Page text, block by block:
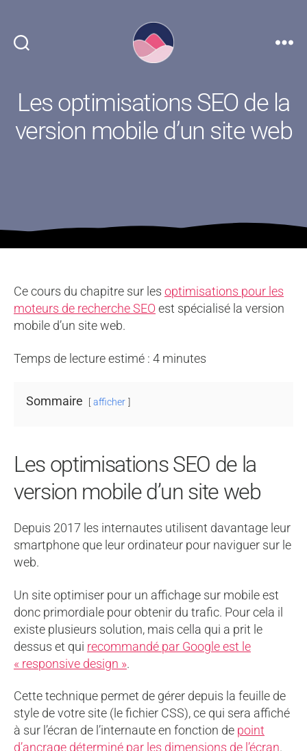
Les optimisations SEO de la
version mobile d’un site web
Ce cours du chapitre sur les optimisations pour les
moteurs de recherche SEO est spécialisé la version
mobile d’un site web.
Temps de lecture estimé : 4 minutes
Sommaire afficher
Les optimisations SEO de la
version mobile d’un site web
Depuis 2017 les internautes utilisent davantage leur
smartphone que leur ordinateur pour naviguer sur le
web.
Un site optimiser pour un affichage sur mobile est
donc primordiale pour obtenir du trafic. Pour cela il
existe plusieurs solution, mais cella qui a prit le
dessus et qui recommandé par Google est le
« responsive design ».
Cette technique permet de gérer depuis la feuille de
style de votre site (le fichier CSS), ce qui sera affiché
à sur l’écran de l’internaute en fonction de point
d’ancrage déterminé par les dimensions de l’écran.